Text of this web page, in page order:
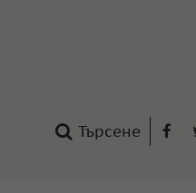
Търсене